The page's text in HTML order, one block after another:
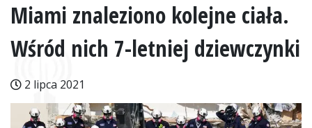
Miami znaleziono kolejne ciała.
Wśród nich 7-letniej dziewczynki
2 lipca 2021